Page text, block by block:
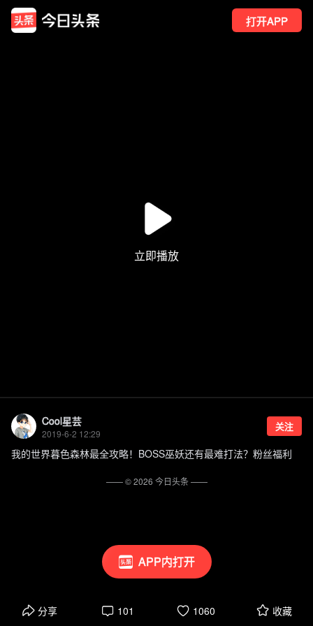
打开APP
APP内打开
Cool星芸
2019-6-2 12:29
关注
我的世界暮色森林最全攻略！BOSS巫妖还有最难打法？粉丝福利
分享 101 1060 收藏
—— ©2026 今日头条——